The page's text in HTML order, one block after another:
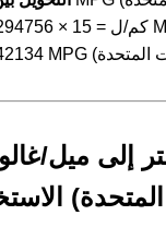
إلى ميل/
المتحدة)